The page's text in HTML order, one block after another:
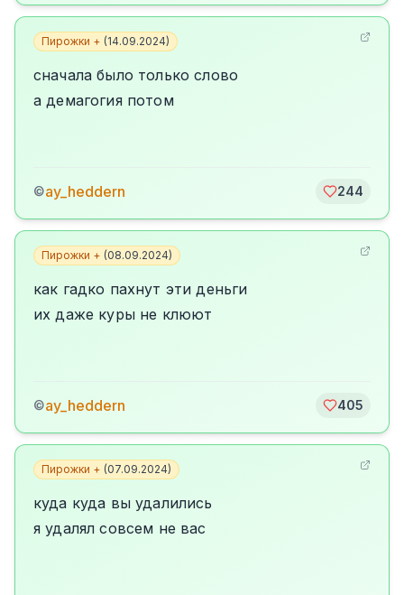
Пирожки + (14.09.2024)
сначала было только слово
а демагогия потом
©ay_heddern 244
Пирожки + (08.09.2024)
как гадко пахнут эти деньги
их даже куры не клюют
©ay_heddern 405
Пирожки + (07.09.2024)
куда куда вы удалились
я удалял совсем не вас